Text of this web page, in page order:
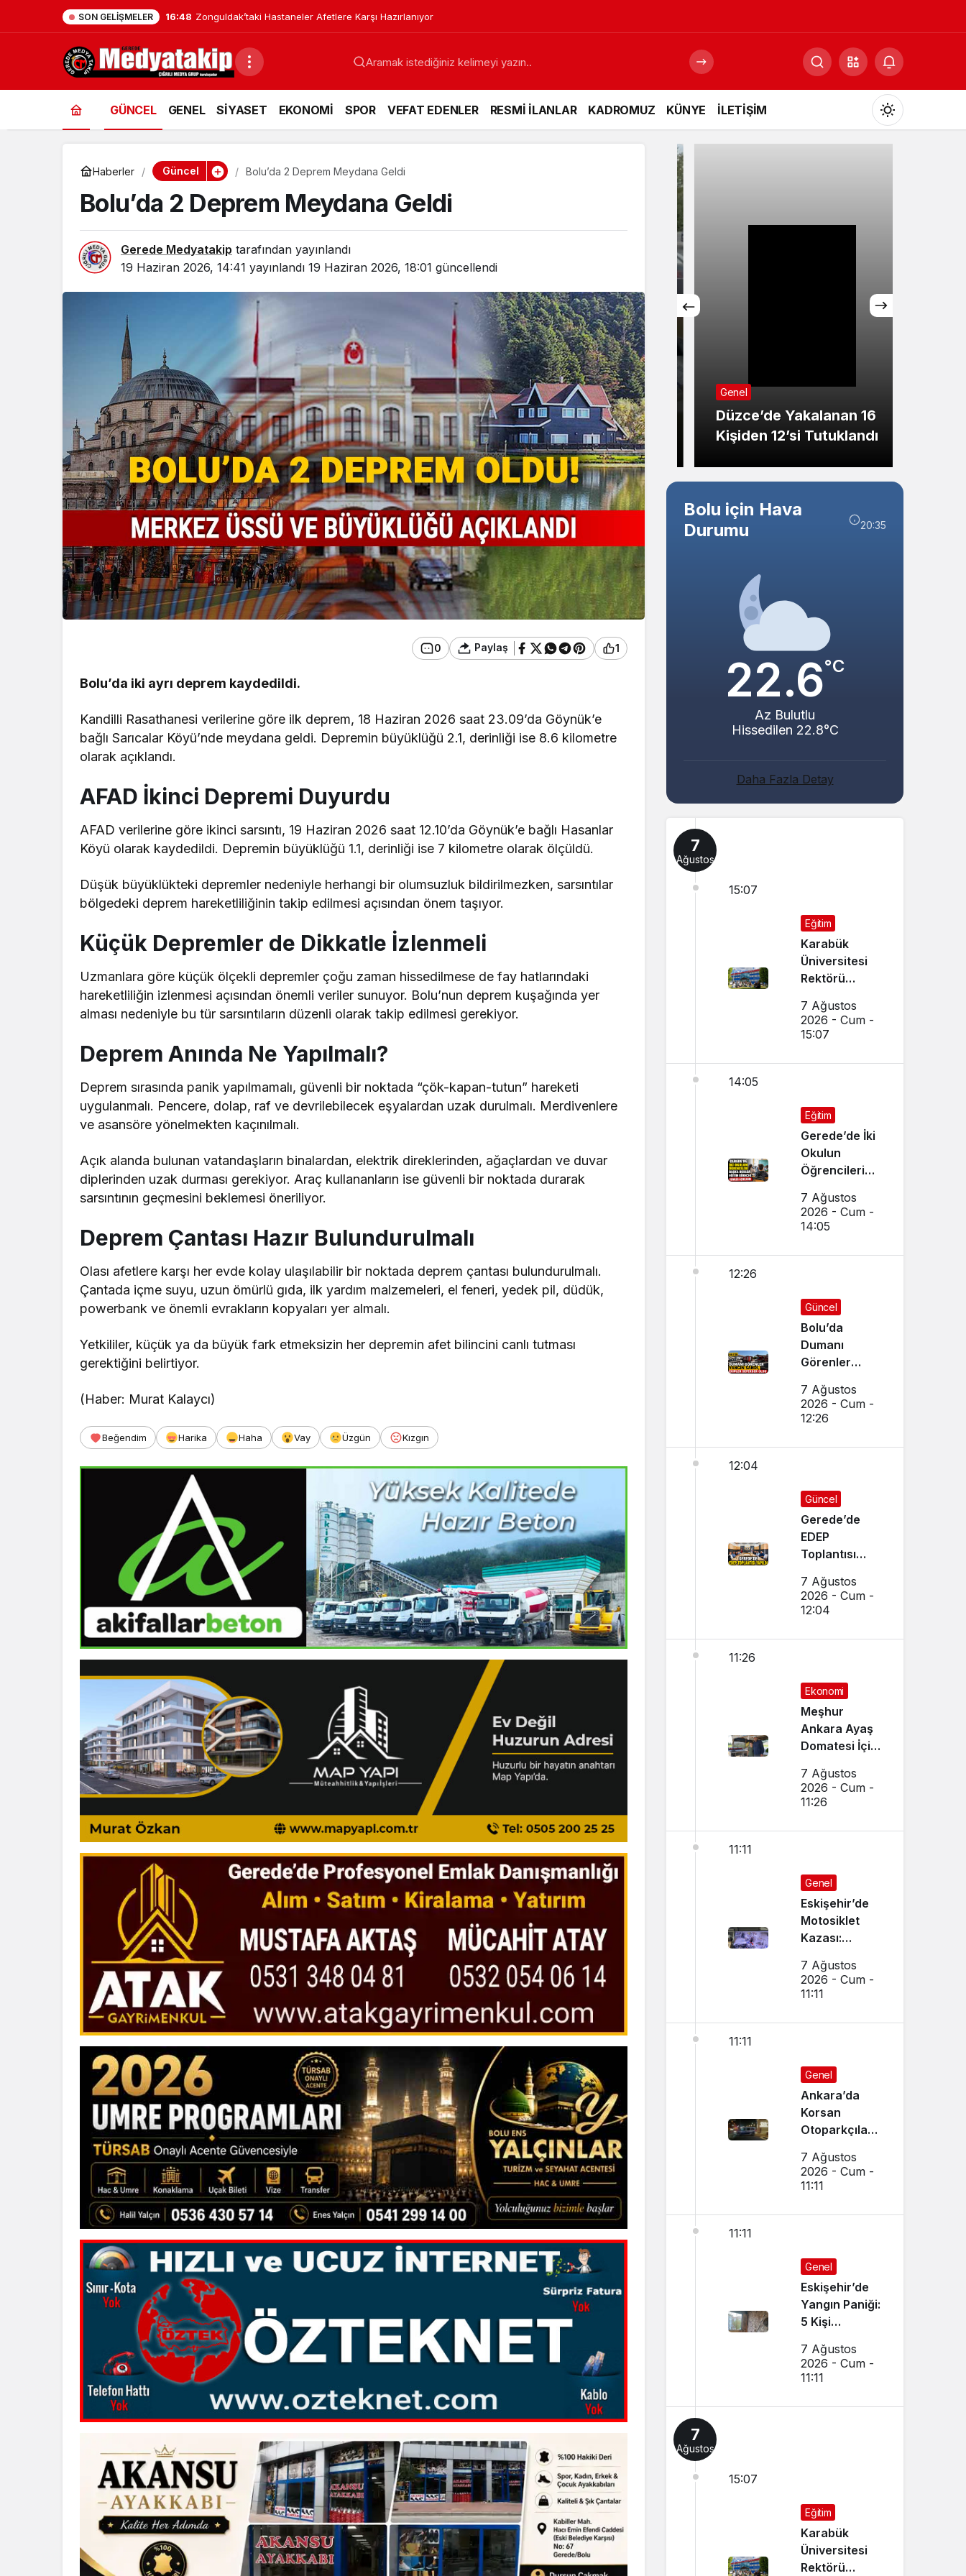
SON GELIŞMELER 16:48 Zonguldak’taki Hastaneler Afetlere Karşı Hazırlanıyor
GÜNCEL GENEL SİYASET EKONOMİ SPOR VEFAT EDENLER RESMİ İLANLAR KADROMUZ KÜNYE İLETİŞİM
Mod
değiştir
Gündüz Modu
Haberler Güncel Bolu’da 2 Deprem Meydana Geldi
Bolu’da 2 Deprem Meydana Geldi
Gerede Medyatakip tarafından yayınlandı
19 Haziran 2026, 14:41 yayınlandı 19 Haziran 2026, 18:01 güncellendi
0 Paylaş 1
Bolu’da iki ayrı deprem kaydedildi.
Kandilli Rasathanesi verilerine göre ilk deprem, 18 Haziran 2026 saat 23.09’da Göynük’e
bağlı Sarıcalar Köyü’nde meydana geldi. Depremin büyüklüğü 2.1, derinliği ise 8.6 kilometre
olarak açıklandı.
AFAD İkinci Depremi Duyurdu
AFAD verilerine göre ikinci sarsıntı, 19 Haziran 2026 saat 12.10’da Göynük’e bağlı Hasanlar
Köyü olarak kaydedildi. Depremin büyüklüğü 1.1, derinliği ise 7 kilometre olarak ölçüldü.
Düşük büyüklükteki depremler nedeniyle herhangi bir olumsuzluk bildirilmezken, sarsıntılar
bölgedeki deprem hareketliliğinin takip edilmesi açısından önem taşıyor.
Küçük Depremler de Dikkatle İzlenmeli
Uzmanlara göre küçük ölçekli depremler çoğu zaman hissedilmese de fay hatlarındaki
hareketliliğin izlenmesi açısından önemli veriler sunuyor. Bolu’nun deprem kuşağında yer
alması nedeniyle bu tür sarsıntıların düzenli olarak takip edilmesi gerekiyor.
Deprem Anında Ne Yapılmalı?
Deprem sırasında panik yapılmamalı, güvenli bir noktada “çök-kapan-tutun” hareketi
uygulanmalı. Pencere, dolap, raf ve devrilebilecek eşyalardan uzak durulmalı. Merdivenlere
ve asansöre yönelmekten kaçınılmalı.
Açık alanda bulunan vatandaşların binalardan, elektrik direklerinden, ağaçlardan ve duvar
diplerinden uzak durması gerekiyor. Araç kullananların ise güvenli bir noktada durarak
sarsıntının geçmesini beklemesi öneriliyor.
Deprem Çantası Hazır Bulundurulmalı
Olası afetlere karşı her evde kolay ulaşılabilir bir noktada deprem çantası bulundurulmalı.
Çantada içme suyu, uzun ömürlü gıda, ilk yardım malzemeleri, el feneri, yedek pil, düdük,
powerbank ve önemli evrakların kopyaları yer almalı.
Yetkililer, küçük ya da büyük fark etmeksizin her depremin afet bilincini canlı tutması
gerektiğini belirtiyor.
(Haber: Murat Kalaycı)
Beğendim Harika Haha Vay Üzgün Kızgın
Zonguldak’ta Durağa
Çarptı, Araziye Uçtu,
Alev Aldı
Genel
Zonguldak’taki
Hastaneler Afetlere
Karşı Hazırlanıyor
Genel
Düzce’de 142 Araç Men
Edildi
Genel
Düzce’de Yakalanan 16
Kişiden 12’si Tutuklandı
Bolu için Hava
Durumu
20:35
22.6°C
Az Bulutlu
Hissedilen 22.8°C
Daha Fazla Detay
7
Ağustos
15:07
Eğitim
Karabük
Üniversitesi
Rektörü
Aday
Öğrencilere
7 Ağustos
2026 - Cum -
15:07
14:05
Eğitim
Gerede’de İki
Okulun
Öğrencileri
Eğitim
Görecek
7 Ağustos
2026 - Cum -
14:05
12:26
Güncel
Bolu’da
Dumanı
Görenler
Ekipler
Seferber Oldu
7 Ağustos
2026 - Cum -
12:26
12:04
Güncel
Gerede’de
EDEP
Toplantısı
7 Ağustos
2026 - Cum -
12:04
11:26
Ekonomi
Meşhur
Ankara Ayaş
Domatesi İçin
Geldi
7 Ağustos
2026 - Cum -
11:26
11:11
Genel
Eskişehir’de
Motosiklet
Kazası:
Camı Kırıldı,
Arbede Çıktı
7 Ağustos
2026 - Cum -
11:11
11:11
Genel
Ankara’da
Korsan
Otoparkçılara
Operasyon:
10 Kişi
Alındı
7 Ağustos
2026 - Cum -
11:11
11:11
Genel
Eskişehir’de
Yangın Paniği:
5 Kişi
Etkilendi
7 Ağustos
2026 - Cum -
11:11
7
Ağustos
15:07
Eğitim
Karabük
Üniversitesi
Rektörü